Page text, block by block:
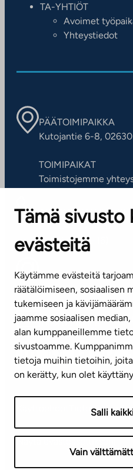
Tämä sivusto
evästeitä
Käytämme evästeitä
räätälöimiseen, sosiaalisen
tukemiseen ja
jaamme sosiaalisen
alan kumppaneillemme
sivustoamme.
tietoja muihin tietoihin,
on kerätty, kun olet
Salli
Vain
TA-YHTIÖT
Avoimet
Yhteystiedot
PÄÄTOIMIPAIKKA
Kutojantie 6-8, 02630
TOIMIPAIKAT
Toimistojemme
Puh. 045 7734 3777
(arkisin klo 8-16)
info@ta.fi
Tilaa uutiskirje